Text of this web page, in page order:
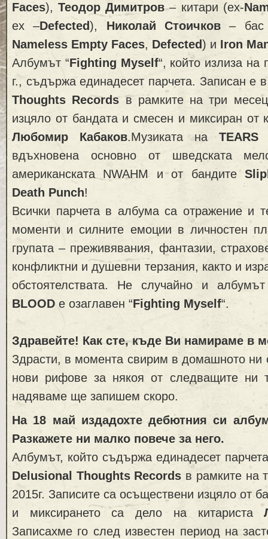
Faces),Теодор Димитров– китари (ех-
ex –Defected), Николай Стоичков – бас
Nameless Empty Faces, Defected) и Iron
Албумът “Fighting Myself“, който излиза на
г., съдържа единадесет парчета. Записан е
Thoughts Recordsв рамките на три
изцяло от бандата и смесен и миксиран от
Любомир Кабаков.Музиката на
вдъхновена основно от шведската
американската NWAHM и от бандите
Death Punch!
Всички парчета в албума са отражение и
моменти и силните емоции в личностен
групата – преживявания, фантазии,
конфликтни и душевни терзания, както и
обстоятелствата. Не случайно и
BLOOD е озаглавен “Fighting Myself“.
Здравейте! Как сте, къде Ви намираме в
Здрасти, в момента свирим в домашното ни
нови рифове за някоя от следващите ни
надяваме ще запишем скоро.
На 18 май издадохте дебютния си
Разкажете ни малко повече за него.
Албумът, който съдържа единадесет
Delusional Thoughts Records в рамките на
2015г. Записите са осъществени изцяло от
и миксирането са дело на китариста
Записахме го след известен период на